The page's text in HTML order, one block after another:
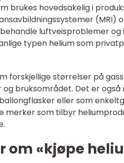
brukes hovedsakelig i
(MRI)
luftveisproblemer og
typen helium som
forskjellige størrelser på
bruksområdet. Det er også
eller som
merker som tilbyr
«kjøpe